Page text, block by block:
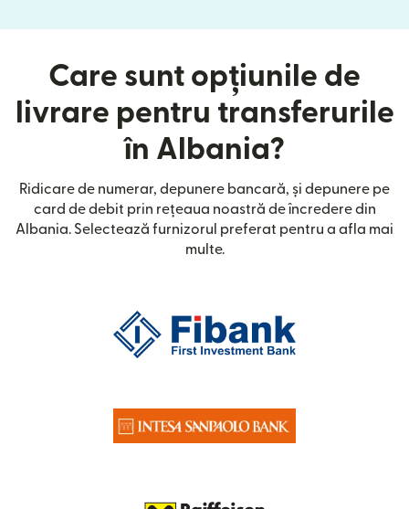
Care sunt opțiunile de
livrare pentru transferurile
în Albania?
Ridicare de numerar, depunere bancară, și depunere pe
card de debit prin rețeaua noastră de încredere din
Albania. Selectează furnizorul preferat pentru a afla mai
multe.